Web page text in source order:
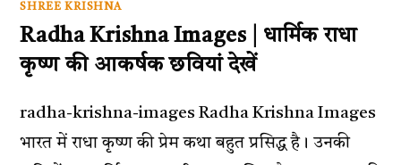
SHREE KRISHNA
Radha Krishna Images | धार्मिक राधा
कृष्ण की आकर्षक छवियां देखें
radha-krishna-images Radha Krishna Images
भारत में राधा कृष्ण की प्रेम कथा बहुत प्रसिद्ध है। उनकी